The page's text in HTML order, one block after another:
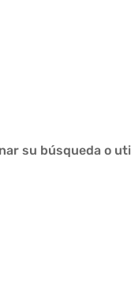
su búsqueda o